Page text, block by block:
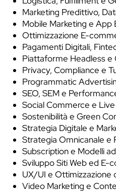
Marketing Predittivo,
Mobile Marketing e App
Ottimizzazione E-
Pagamenti Digitali,
Piattaforme Headless
Privacy, Compliance e
Programmatic
SEO, SEM e
Social Commerce e
Sostenibilità e Green
Strategia Digitale e
Strategia Omnicanale e
Subscription e Modelli
Sviluppo Siti Web ed E-
UX/UI e Ottimizzazione
Video Marketing e